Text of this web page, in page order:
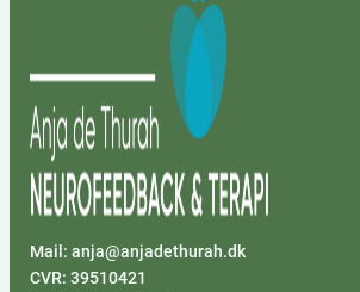
Mail: anja@anjadethurah.dk
CVR: 39510421